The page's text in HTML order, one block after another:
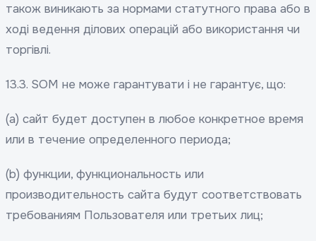
також виникають за нормами статутного права або в
ході ведення ділових операцій або використання чи
торгівлі.
13.3. SOM не може гарантувати і не гарантує, що:
(a) сайт будет доступен в любое конкретное время
или в течение определенного периода;
(b) функции, функциональность или
производительность сайта будут соответствовать
требованиям Пользователя или третьих лиц;